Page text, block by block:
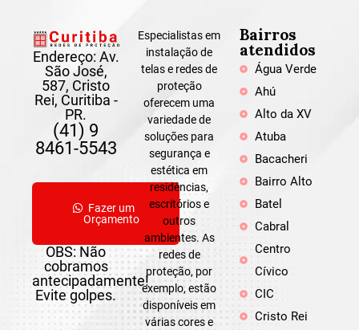
Endereço: Av.
São José,
587, Cristo
Rei, Curitiba -
PR.
(41) 9
8461-5543
Fazer um
Orçamento
OBS: Não
cobramos
antecipadamente!
Evite golpes.
Especialistas em
instalação de
telas e redes de
proteção
oferecem uma
variedade de
soluções para
segurança e
estética em
residências,
escritórios e
outros
ambientes. As
redes de
proteção, por
exemplo, estão
disponíveis em
várias cores e
Bairros
atendidos
Água Verde
Ahú
Alto da XV
Atuba
Bacacheri
Bairro Alto
Batel
Cabral
Centro
Cívico
CIC
Cristo Rei